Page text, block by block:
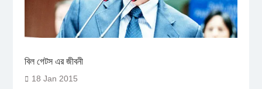
বিল গেটস এর জীবনী
18 Jan 2015